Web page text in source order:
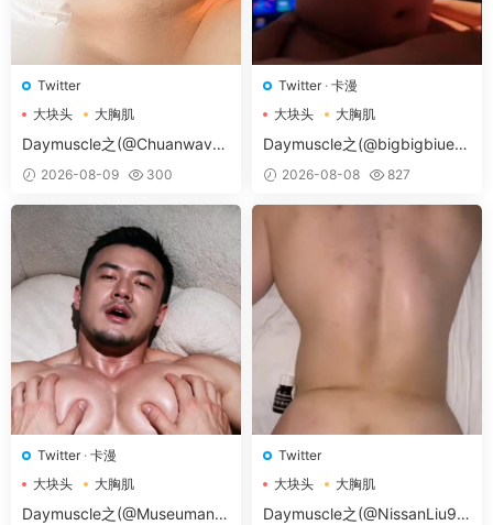
Twitter
大块头
大胸肌
大胸肌肉男
Daymuscle之(@Chuanwave-
@Chuan）
2026-08-09 300
Twitter· 卡漫
大块头
大胸肌
大胸肌肉男
Daymuscle之(@bigbigbiue-
@BBb）
2026-08-08 827
Twitter· 卡漫
大块头
大胸肌
大胸肌肉男
Daymuscle之(@Museumans-
Twitter
大块头
大胸肌
大胸肌肉男
Daymuscle之(@NissanLiu98